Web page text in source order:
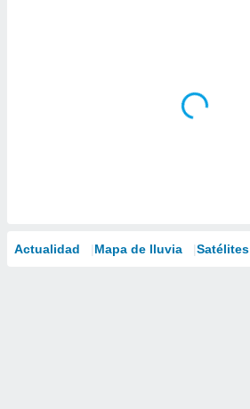
Actualidad Mapa de lluvia Satélites